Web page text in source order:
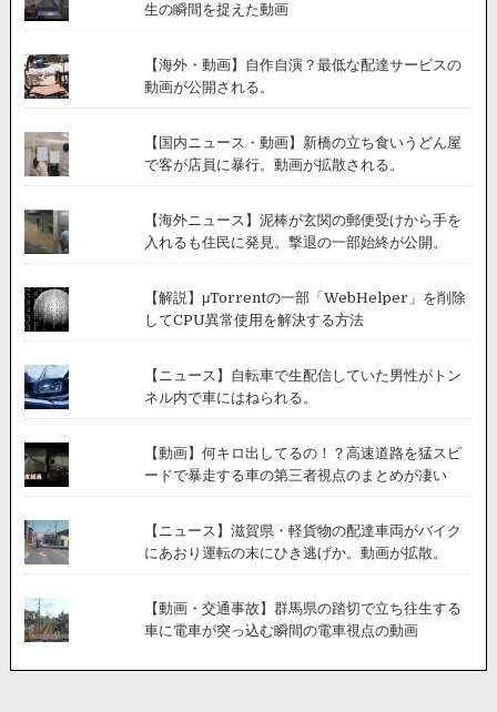
生の瞬間を捉えた動画
【海外・動画】自作自演？最低な配達サービスの
動画が公開される。
【国内ニュース・動画】新橋の立ち食いうどん屋
で客が店員に暴行。動画が拡散される。
【海外ニュース】泥棒が玄関の郵便受けから手を
入れるも住民に発見。撃退の一部始終が公開。
【解説】μTorrentの一部「WebHelper」を削除
してCPU異常使用を解決する方法
【ニュース】自転車で生配信していた男性がトン
ネル内で車にはねられる。
【動画】何キロ出してるの！？高速道路を猛スピ
ードで暴走する車の第三者視点のまとめが凄い
【ニュース】滋賀県・軽貨物の配達車両がバイク
にあおり運転の末にひき逃げか。動画が拡散。
【動画・交通事故】群馬県の踏切で立ち往生する
車に電車が突っ込む瞬間の電車視点の動画